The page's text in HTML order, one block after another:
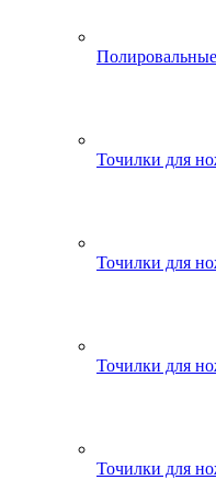
Точилки для
Точилки для
Точилки для
Точилки для